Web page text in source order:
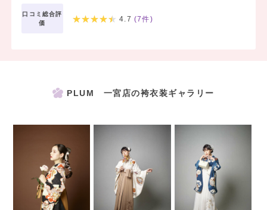
・ヘア・・・7,700
・着付け・・・7,700
♡よりコーディネートを可愛くするために・・・
可能です！
ご来店いただく際は、卒業式のお日にちを事前にお調べいただき、ご
来店予約を
口コミ総合評
価
4.7 (7件)
PLUM 一宮店の袴衣装ギャラリー